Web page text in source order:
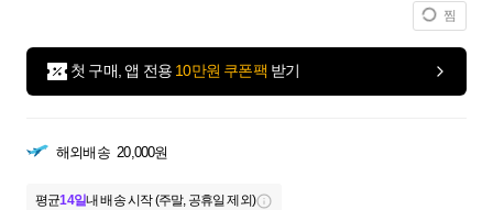
찜
첫 구매, 앱 전용 10만원 쿠폰팩 받기
해외배송 20,000원
평균14일내 배송 시작 (주말, 공휴일 제외)